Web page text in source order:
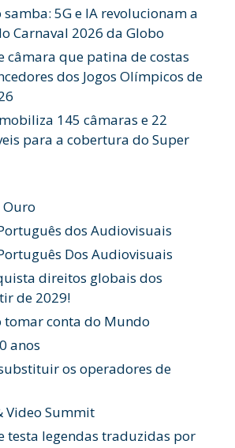
5G e IA revolucionam a
Carnaval 2026 da Globo
câmara que patina de costas
dos Jogos Olímpicos de
145 câmaras e 22
para a cobertura do Super
Ouro
dos Audiovisuais
Dos Audiovisuais
direitos globais dos
de 2029!
tomar conta do Mundo
anos
os operadores de
Video Summit
testa legendas traduzidas por